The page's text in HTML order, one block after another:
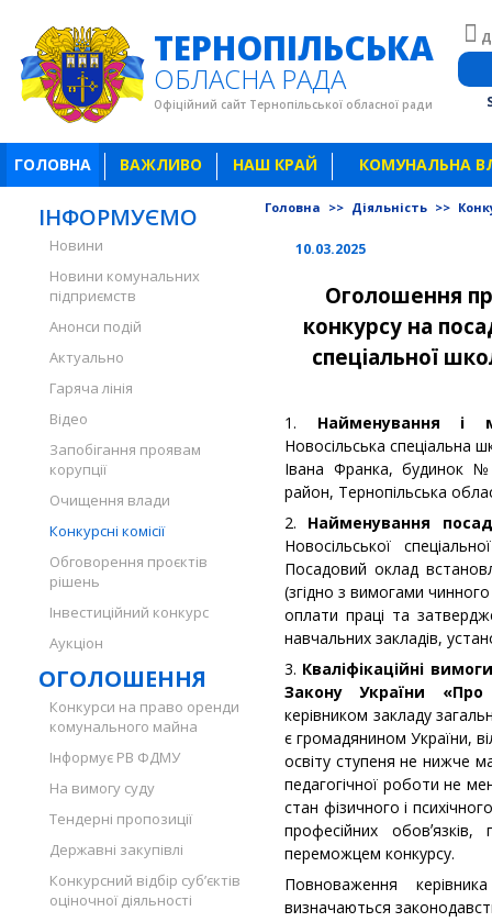
ТЕРНОПІЛЬСЬКА
ОБЛАСНА РАДА
Офіційний сайт Тернопільської обласної ради
ГОЛОВНА ВАЖЛИВО НАШ КРАЙ КОМУНАЛЬНА
ІНФОРМУЄМО
Новини
Новини комунальних
підприємств
Анонси подій
Актуально
Гаряча лінія
Відео
Запобігання проявам
корупції
Очищення влади
Конкурсні комісії
Обговорення проєктів
рішень
Інвестиційний конкурс
Аукціон
ОГОЛОШЕННЯ
Конкурси на право оренди
комунального майна
Інформує РВ ФДМУ
На вимогу суду
Тендерні пропозиції
Державні закупівлі
Конкурсний відбір суб’єктів
оціночної діяльності
Головна >> Діяльність >>
10.03.2025
Оголошення
конкурсу на
спеціальної
1. Найменування і
Новосільська спеціальна
Івана Франка, будинок
район, Тернопільська
2. Найменування
Новосільської
Посадовий оклад
(згідно з вимогами
оплати праці та
навчальних закладів,
3. Кваліфікаційні
Закону України
керівником закладу
є громадянином України,
освіту ступеня не нижче
педагогічної роботи не
стан фізичного і
професійних
переможцем конкурсу.
Повноваження
визначаються